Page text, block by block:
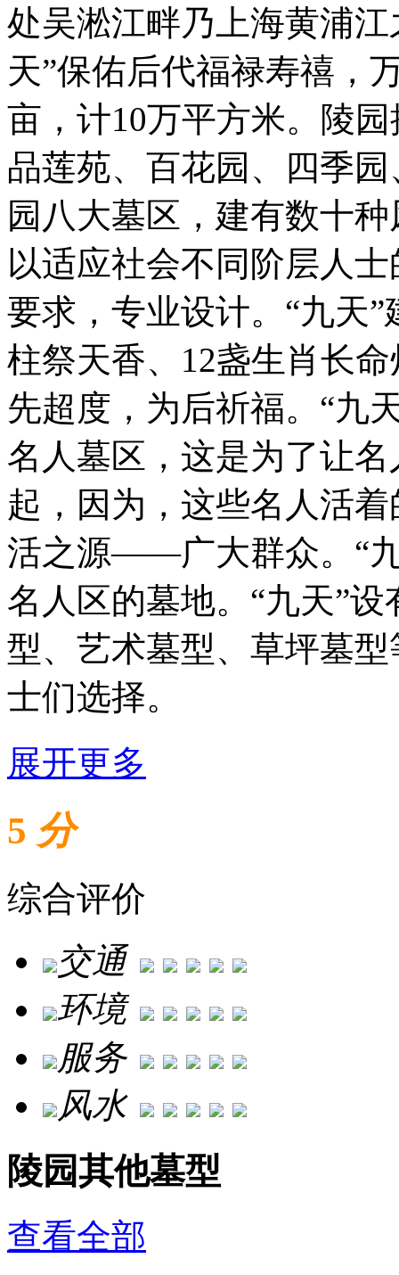
处吴淞江畔乃上海黄浦
天”保佑后代福禄寿禧，
亩，计10万平方米。陵
品莲苑、百花园、四季
园八大墓区，建有数十
以适应社会不同阶层人
要求，专业设计。“九天
柱祭天香、12盏生肖长
先超度，为后祈福。“九
名人墓区，这是为了让
起，因为，这些名人活
活之源——广大群众。“
名人区的墓地。“九天”
型、艺术墓型、草坪墓
士们选择。
展开更多
5 分
综合评价
交通
环境
服务
风水
陵园其他墓型
查看全部